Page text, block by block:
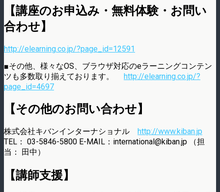
【講座のお申込み・無料体験・お問い
合わせ】
http://elearning.co.jp/?page_id=12591
■その他、様々なOS、ブラウザ対応のeラーニングコンテン
ツも多数取り揃えております。 http://elearning.co.jp/?
page_id=4697
【その他のお問い合わせ】
株式会社キバンインターナショナル http://www.kiban.jp
TEL： 03-5846-5800 E-MAIL：international@kiban.jp （担
当： 田中）
【講師支援】